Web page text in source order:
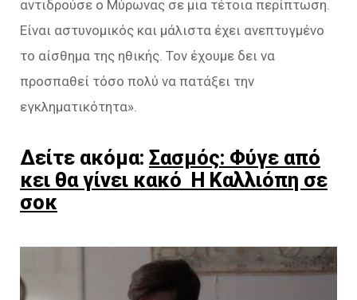
αντιδρούσε ο Μύρωνας σε μια τέτοια περίπτωση.
Είναι αστυνομικός και μάλιστα έχει ανεπτυγμένο
το αίσθημα της ηθικής. Τον έχουμε δει να
προσπαθεί τόσο πολύ να πατάξει την
εγκληματικότητα».
Δείτε ακόμα: Σασμός: Φύγε από
κει θα γίνει κακό Η Καλλιόπη σε
σοκ